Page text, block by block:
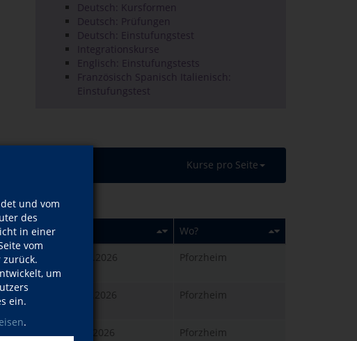
und vom
des
in einer
vom
zurück.
um
ein.
.
Deutsch: Kursformen
Deutsch: Prüfungen
Deutsch: Einstufungstest
Integrationskurse
Englisch: Einstufungstests
Französisch Spanisch Italienisch:
Einstufungstest
Kurse pro Seite
Wann?
Wo?
Do., 24.09.2026
18:30 Uhr
Pforzheim
Mi., 23.09.2026 Pforzheim
Di., 22.09.2026 Pforzheim